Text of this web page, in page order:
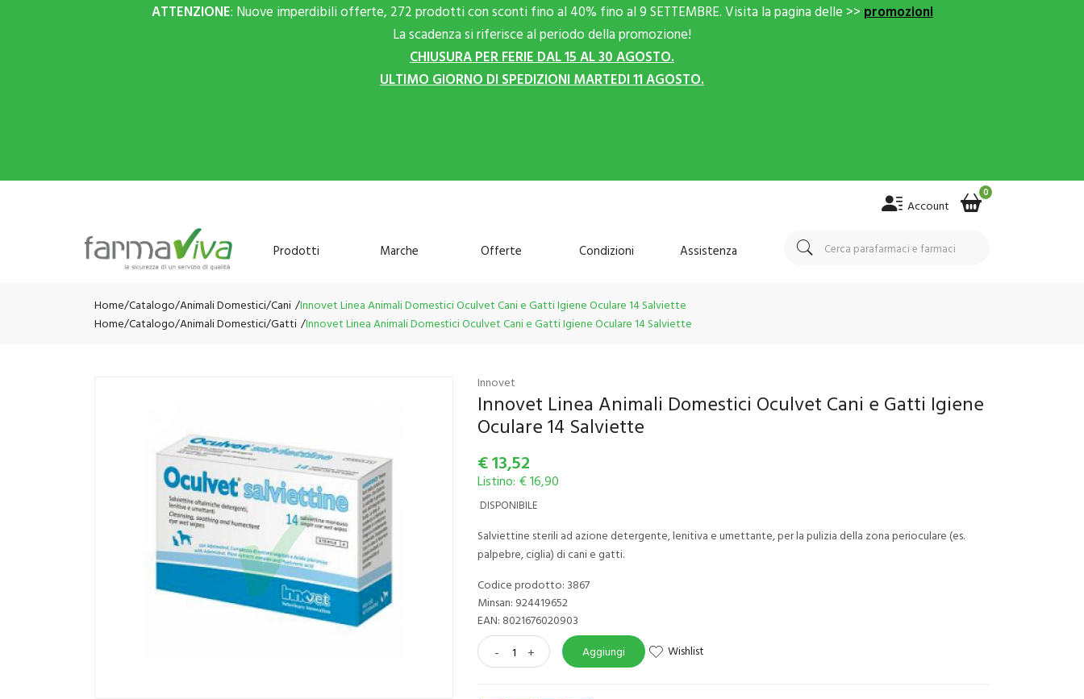
ATTENZIONE: Nuove imperdibili offerte, 272 prodotti con sconti fino al 40% fino al 9 SETTEMBRE. Visita la pagina delle >> promozioni
La scadenza si riferisce al periodo della promozione!
CHIUSURA PER FERIE DAL 15 AL 30 AGOSTO.
ULTIMO GIORNO DI SPEDIZIONI MARTEDI 11 AGOSTO.
Account
0
Prodotti Marche Offerte Condizioni Assistenza
Home Catalogo/Animali Domestici/Cani Innovet Linea Animali Domestici Oculvet Cani e Gatti Igiene Oculare 14 Salviette
Home Catalogo/Animali Domestici/Gatti Innovet Linea Animali Domestici Oculvet Cani e Gatti Igiene Oculare 14 Salviette
Innovet
Innovet Linea Animali Domestici Oculvet Cani e Gatti Igiene
Oculare 14 Salviette
€13,52
Listino: € 16,90
DISPONIBILE
Salviettine sterili ad azione detergente, lenitiva e umettante, per la pulizia della zona perioculare (es.
palpebre, ciglia) di cani e gatti.
Codice prodotto: 3867
Minsan: 924419652
EAN: 8021676020903
- + Aggiungi Wishlist